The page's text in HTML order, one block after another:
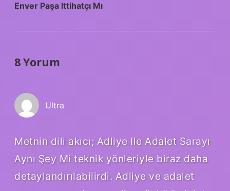
Enver Paşa Ittihatçı Mı
8 Yorum
Ultra
Metnin dili akıcı; Adliye Ile Adalet Sarayı
Aynı Şey Mi teknik yönleriyle biraz daha
detaylandırılabilirdi. Adliye ve adalet